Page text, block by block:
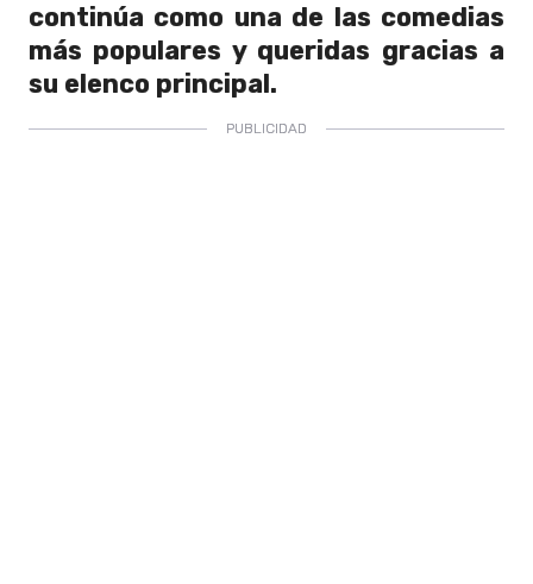
continúa como una de las comedias
más populares y queridas gracias a
su elenco principal.